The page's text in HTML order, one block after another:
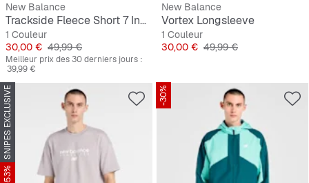
New Balance
Trackside Fleece Short 7 Inch
1 Couleur
Prix
30,00 € Prix original
49,99 €
Meilleur prix des 30 derniers jours :
39,99 €
New Balance
Vortex Longsleeve
1 Couleur
Prix
30,00 € Prix original
49,99 €
SNIPES EXCLUSIVE
-53%
-30%